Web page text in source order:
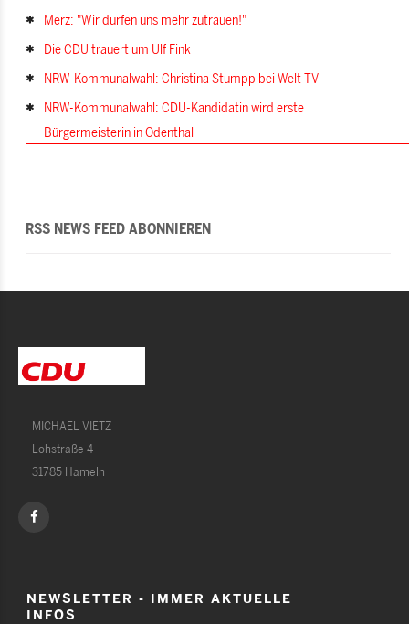
Merz: "Wir dürfen uns mehr zutrauen!"
Die CDU trauert um Ulf Fink
NRW-Kommunalwahl: Christina Stumpp bei Welt TV
NRW-Kommunalwahl: CDU-Kandidatin wird erste
Bürgermeisterin in Odenthal
RSS NEWS FEED ABONNIEREN
MICHAEL VIETZ
Lohstraße 4
31785 Hameln
NEWSLETTER - IMMER AKTUELLE
INFOS